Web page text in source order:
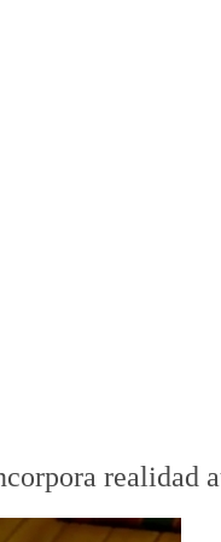
realidad